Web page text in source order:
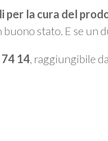
per la cura del
stato. E se un
14, raggiungibile